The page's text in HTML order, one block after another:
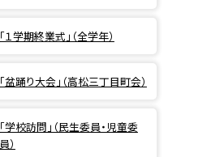
「１学期終業式」（全学年）
「盆踊り大会」（高松三丁目町会）
「学校訪問」（民生委員・児童委
員）